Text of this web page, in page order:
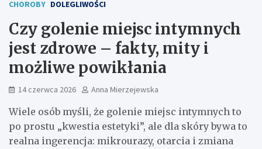
CHOROBY DOLEGLIWOŚCI
Czy golenie miejsc intymnych
jest zdrowe – fakty, mity i
możliwe powikłania
14 czerwca 2026 Anna Mierzejewska
Wiele osób myśli, że golenie miejsc intymnych to
po prostu „kwestia estetyki”, ale dla skóry bywa to
realna ingerencja: mikrourazy, otarcia i zmiana